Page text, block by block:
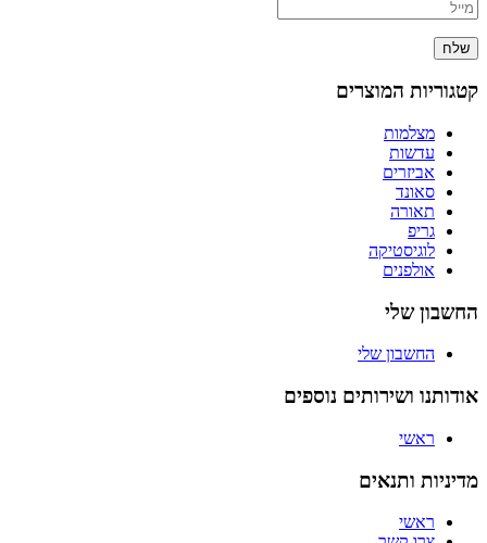
שלח
קטגוריות המוצרים
מצלמות
עדשות
אביזרים
סאונד
תאורה
גריפ
לוגיסטיקה
אולפנים
החשבון שלי
החשבון שלי
אודותנו ושירותים נוספים
ראשי
מדיניות ותנאים
ראשי